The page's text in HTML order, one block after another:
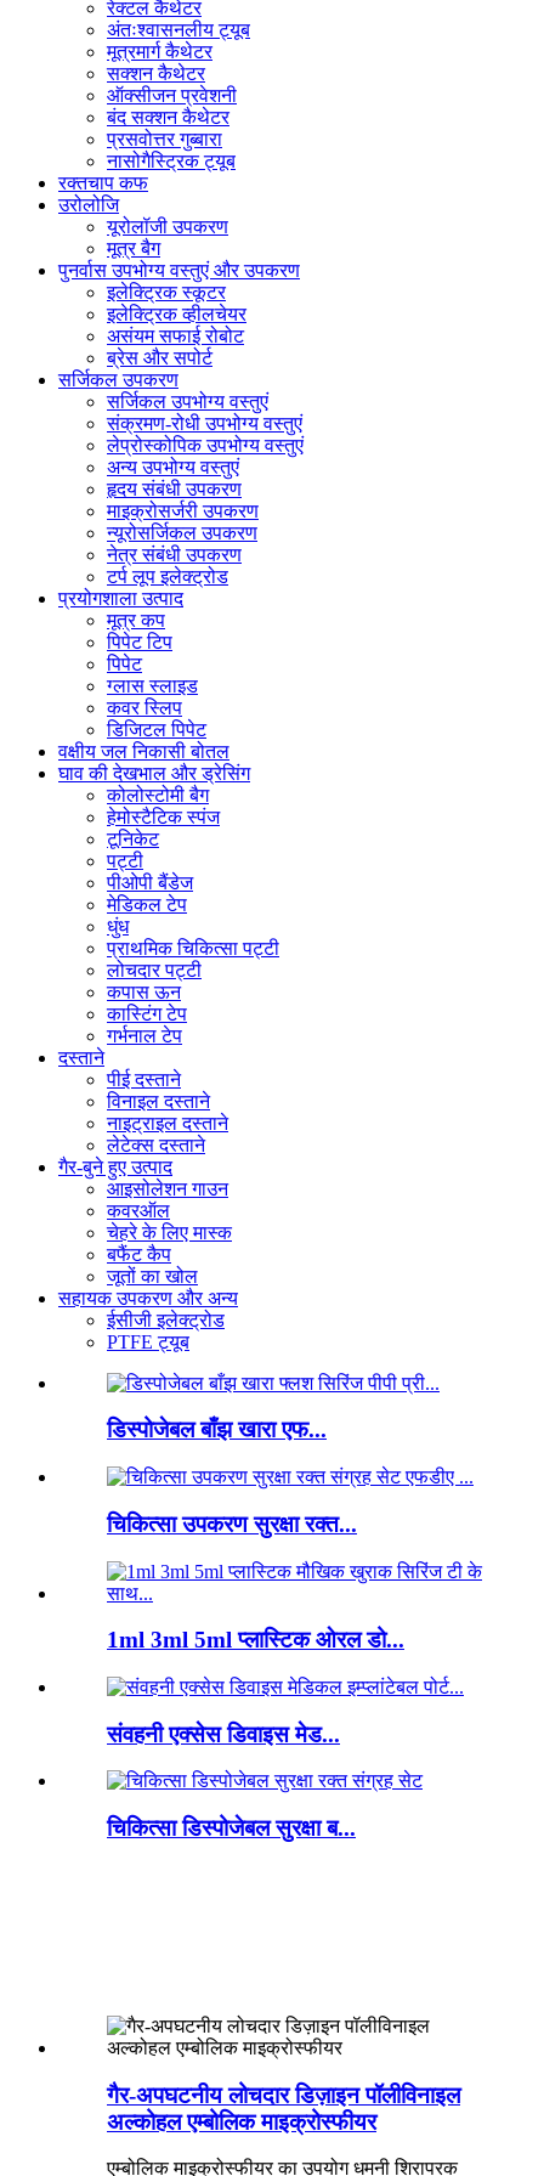
रेक्टल कैथेटर
अंतःश्वासनलीय ट्यूब
मूत्रमार्ग कैथेटर
सक्शन कैथेटर
ऑक्सीजन प्रवेशनी
बंद सक्शन कैथेटर
प्रसवोत्तर गुब्बारा
नासोगैस्ट्रिक ट्यूब
रक्तचाप कफ
उरोलोजि
यूरोलॉजी उपकरण
मूत्र बैग
पुनर्वास उपभोग्य वस्तुएं और उपकरण
इलेक्ट्रिक स्कूटर
इलेक्ट्रिक व्हीलचेयर
असंयम सफाई रोबोट
ब्रेस और सपोर्ट
सर्जिकल उपकरण
सर्जिकल उपभोग्य वस्तुएं
संक्रमण-रोधी उपभोग्य वस्तुएं
लेप्रोस्कोपिक उपभोग्य वस्तुएं
अन्य उपभोग्य वस्तुएं
हृदय संबंधी उपकरण
माइक्रोसर्जरी उपकरण
न्यूरोसर्जिकल उपकरण
नेत्र संबंधी उपकरण
टर्प लूप इलेक्ट्रोड
प्रयोगशाला उत्पाद
मूत्र कप
पिपेट टिप
पिपेट
ग्लास स्लाइड
कवर स्लिप
डिजिटल पिपेट
वक्षीय जल निकासी बोतल
घाव की देखभाल और ड्रेसिंग
कोलोस्टोमी बैग
हेमोस्टैटिक स्पंज
टूनिकेट
पट्टी
पीओपी बैंडेज
मेडिकल टेप
धुंध
प्राथमिक चिकित्सा पट्टी
लोचदार पट्टी
कपास ऊन
कास्टिंग टेप
गर्भनाल टेप
दस्ताने
पीई दस्ताने
विनाइल दस्ताने
नाइट्राइल दस्ताने
लेटेक्स दस्ताने
गैर-बुने हुए उत्पाद
आइसोलेशन गाउन
कवरऑल
चेहरे के लिए मास्क
बफैंट कैप
जूतों का खोल
सहायक उपकरण और अन्य
ईसीजी इलेक्ट्रोड
PTFE ट्यूब
डिस्पोजेबल बाँझ खारा एफ...
चिकित्सा उपकरण सुरक्षा रक्त...
1ml 3ml 5ml प्लास्टिक ओरल डो...
संवहनी एक्सेस डिवाइस मेड...
चिकित्सा डिस्पोजेबल सुरक्षा ब...
गैर-अपघटनीय लोचदार डिज़ाइन पॉलीविनाइल
अल्कोहल एम्बोलिक माइक्रोस्फीयर
एम्बोलिक माइक्रोस्फीयर का उपयोग धमनी शिरापरक